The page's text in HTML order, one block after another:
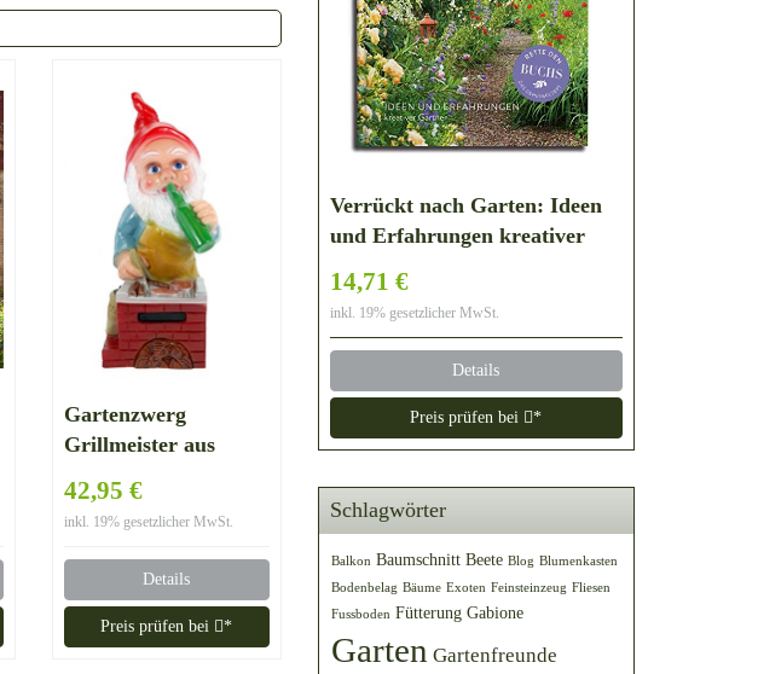
Gartenzwerg
Grillmeister aus
Zwerg Made in
Germany Figur
42,95 €
inkl. 19% gesetzlicher MwSt.
Details
Preis prüfen bei *
Verrückt nach Garten: Ideen
und Erfahrungen kreativer
14,71 €
inkl. 19% gesetzlicher MwSt.
Details
Preis prüfen bei *
Schlagwörter
Balkon Baumschnitt Beete Blog Blumenkasten
Bodenbelag Bäume Exoten Feinsteinzeug Fliesen
Fussboden Fütterung Gabione
Garten Gartenfreunde